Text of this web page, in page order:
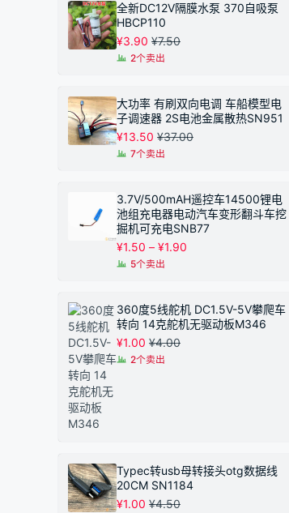
全新DC12V隔膜水泵 370自吸泵
HBCP110
¥3.90 ¥7.50
2个卖出
大功率 有刷双向电调 车船模型电
子调速器 2S电池金属散热SN951
¥13.50 ¥37.00
7个卖出
3.7V/500mAH遥控车14500锂电
池组充电器电动汽车变形翻斗车挖
掘机可充电SNB77
¥1.50 – ¥1.90
¥1.50
至
¥1.90
5个卖出
360度5线舵机 DC1.5V-5V攀爬车
转向 14克舵机无驱动板M346
¥1.00 ¥4.00
2个卖出
Typec转usb母转接头otg数据线
20CM SN1184
¥1.00 ¥4.50